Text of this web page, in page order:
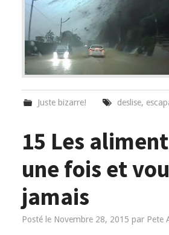
Juste bizarre! deslise,
15 Les
une fois et
jamais
Posté le Novembre 28, 2015 par Pete